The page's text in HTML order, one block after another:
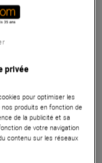
3
En Stock
privée
pour optimiser les
produits en fonction de
de la publicité et sa
de votre navigation
contenu sur les réseaux